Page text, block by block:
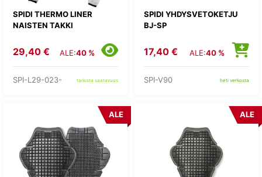
SPIDI THERMO LINER
NAISTEN TAKKI
29,40 € ALE:40 %
SPI-L29-023- tarkista saatavuus
SPIDI YHDYSVETOKETJU
BJ-SP
17,40 € ALE:40 %
SPI-V90 heti verkosta
ALE ALE